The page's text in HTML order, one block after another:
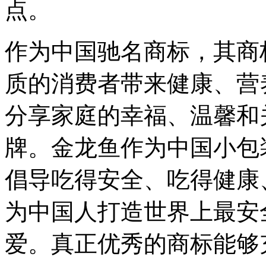
点。
作为中国驰名商标，其
质的消费者带来健康、
分享家庭的幸福、温馨
牌。金龙鱼作为中国小
倡导吃得安全、吃得健
为中国人打造世界上最
爱。真正优秀的商标能